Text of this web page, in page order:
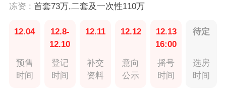
冻资 : 首套73万,二套及一次性110万
12.04
预售
时间
12.8-
12.10
登记
时间
12.11
补交
资料
12.12
意向
公示
12.13
16:00
摇号
时间
待定
选房
时间